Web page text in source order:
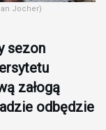
Jocher)
sezon
załogą
odbędzie